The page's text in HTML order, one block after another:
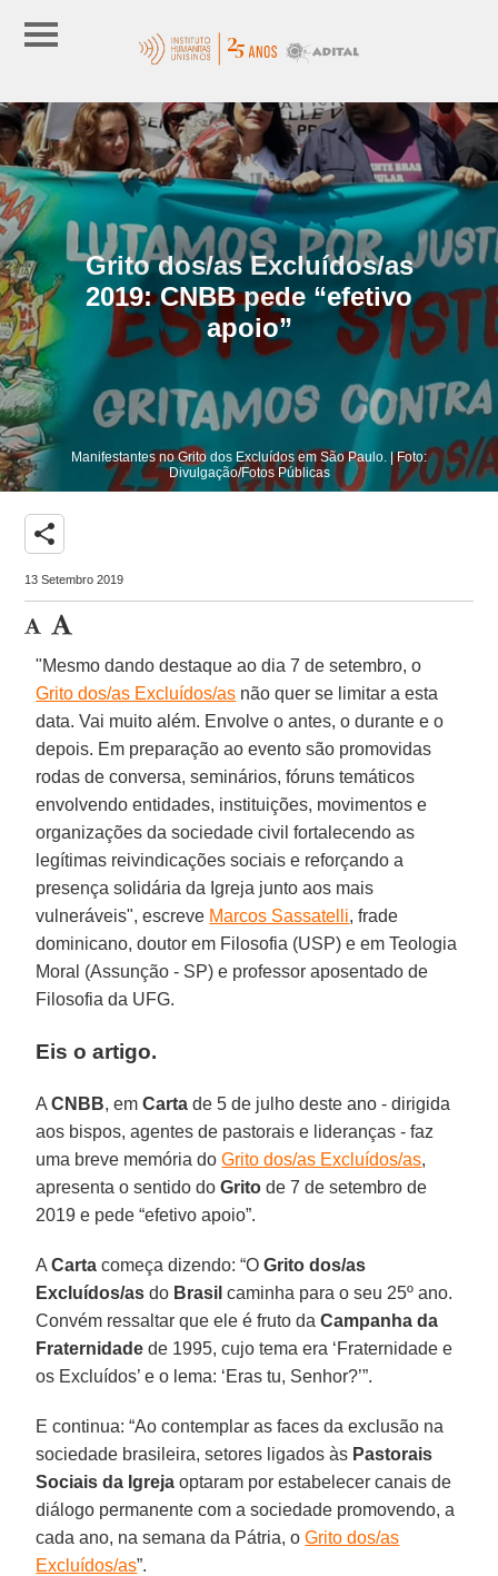
Grito dos/as Excluídos/as
2019: CNBB pede “efetivo
apoio”
Manifestantes no Grito dos Excluídos em São Paulo. | Foto:
Divulgação/Fotos Públicas
share
13 Setembro 2019
"Mesmo dando destaque ao dia 7 de setembro, o
Grito dos/as Excluídos/as não quer se limitar a esta
data. Vai muito além. Envolve o antes, o durante e o
depois. Em preparação ao evento são promovidas
rodas de conversa, seminários, fóruns temáticos
envolvendo entidades, instituições, movimentos e
organizações da sociedade civil fortalecendo as
legítimas reivindicações sociais e reforçando a
presença solidária da Igreja junto aos mais
vulneráveis", escreve Marcos Sassatelli, frade
dominicano, doutor em Filosofia (USP) e em Teologia
Moral (Assunção - SP) e professor aposentado de
Filosofia da UFG.
Eis o artigo.
ACNBB, emCarta de 5 de julho deste ano - dirigida
aos bispos, agentes de pastorais e lideranças - faz
uma breve memória doGrito dos/as Excluídos/as,
apresenta o sentido doGrito de 7 de setembro de
2019 e pede “efetivo apoio”.
ACarta começa dizendo: “OGrito dos/as
Excluídos/as do Brasil caminha para o seu 25º ano.
Convém ressaltar que ele é fruto daCampanha da
Fraternidade de 1995, cujo tema era ‘Fraternidade e
os Excluídos’ e o lema: ‘Eras tu, Senhor?’”.
E continua: “Ao contemplar as faces da exclusão na
sociedade brasileira, setores ligados às Pastorais
Sociais da Igreja optaram por estabelecer canais de
diálogo permanente com a sociedade promovendo, a
cada ano, na semana da Pátria, oGrito dos/as
Excluídos/as”.